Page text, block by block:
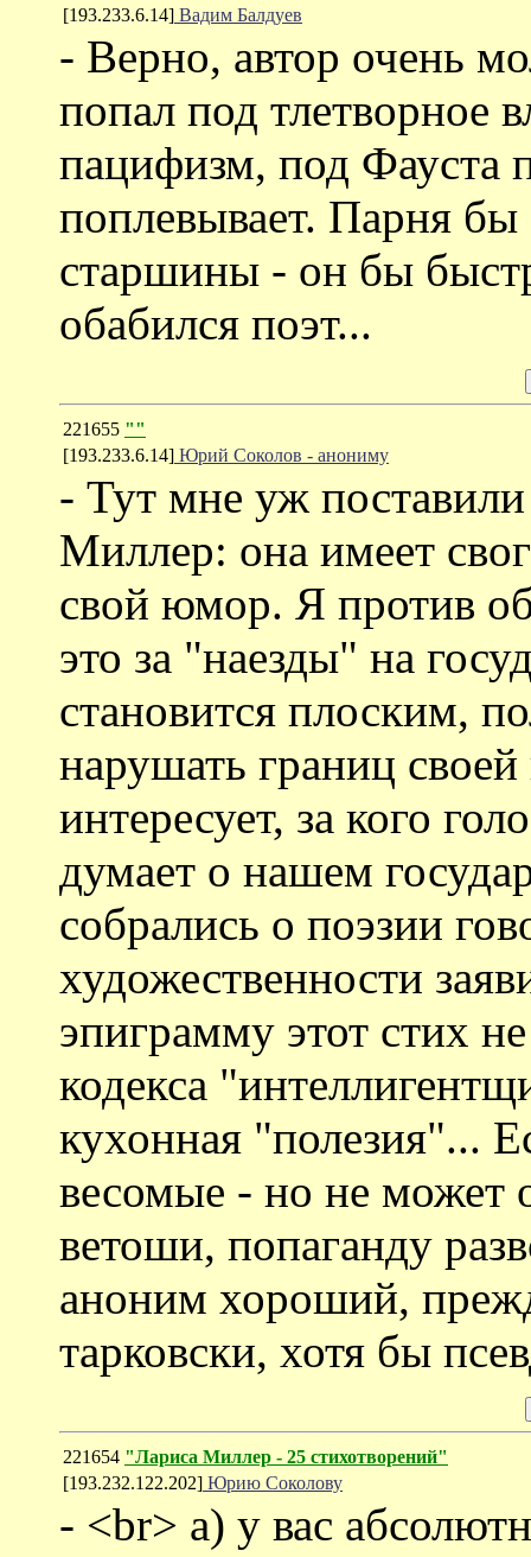
[193.233.6.14] Вадим Балдуев
- Верно, автор очень
попал под тлетворное
пацифизм, под Фауста
поплевывает. Парня
старшины - он бы
обабился поэт...
221655 ""
[193.233.6.14] Юрий Соколов - анониму
- Тут мне уж
Миллер: она имеет
свой юмор. Я против
это за "наезды" на
становится плоским,
нарушать границ
интересует, за кого
думает о нашем
собрались о поэзии
художественности
эпиграмму этот стих
кодекса
кухонная "полезия"...
весомые - но не может
ветоши, попаганду
аноним хороший,
тарковски, хотя бы
221654 "Лариса Миллер - 25 стихотворений"
[193.232.122.202] Юрию Соколову
- <br> а) у вас